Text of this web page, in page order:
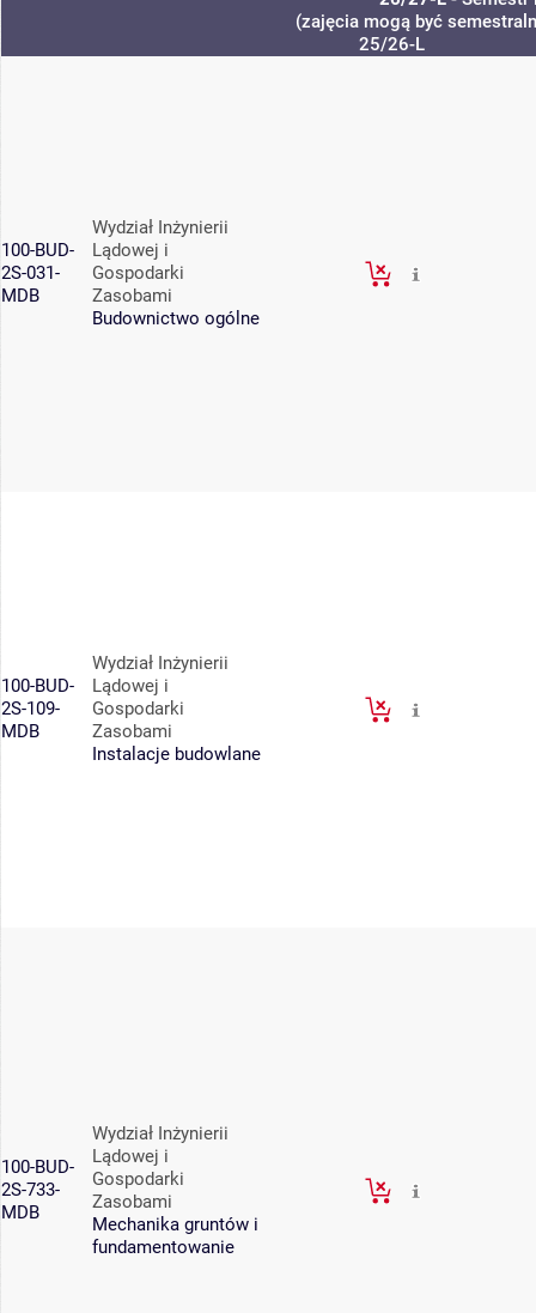
(zajęcia mogą być
25/26-L
100-BUD-
2S-031-
MDB
Wydział Inżynierii
Lądowej i
Gospodarki
Zasobami
Budownictwo ogólne
100-BUD-
2S-109-
MDB
Wydział Inżynierii
Lądowej i
Gospodarki
Zasobami
Instalacje budowlane
100-BUD-
2S-733-
MDB
Wydział Inżynierii
Lądowej i
Gospodarki
Zasobami
Mechanika gruntów i
fundamentowanie